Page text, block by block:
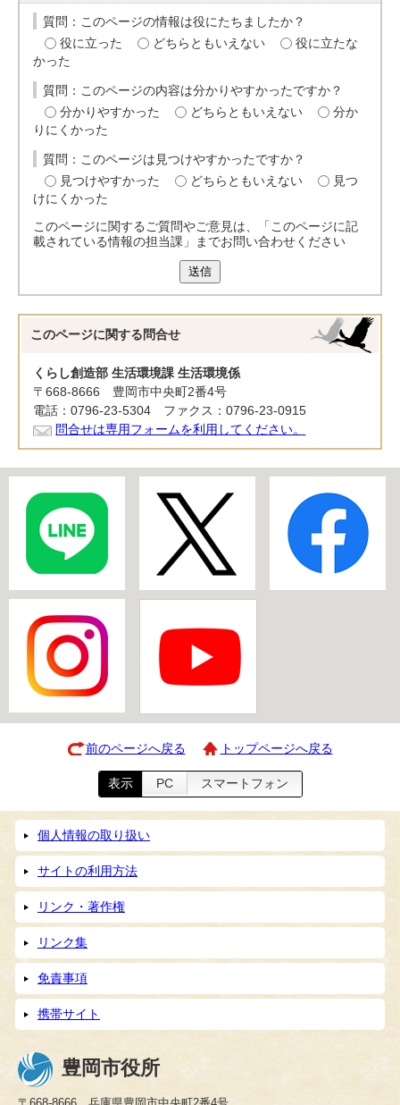
質問：このページの情報は役にたちましたか？
役に立った
どちらともいえない
役に立たな
かった
質問：このページの内容は分かりやすかったですか？
分かりやすかった
どちらともいえない
分か
りにくかった
質問：このページは見つけやすかったですか？
見つけやすかった
どちらともいえない
見つ
けにくかった
このページに関するご質問やご意見は、「このページに記
載されている情報の担当課」までお問い合わせください
送信
このページに関する 問合せ
くらし創造部 生活環境課 生活環境係
〒668-8666 豊岡市中央町2番4号
電話：0796-23-5304 ファクス：0796-23-0915
問合せは専用フォームを利用してください。
前のページへ戻る トップページへ戻る
表示 PC スマートフォン
個人情報の取り扱い
サイトの利用方法
リンク・著作権
リンク集
免責事項
携帯サイト
豊岡市役所